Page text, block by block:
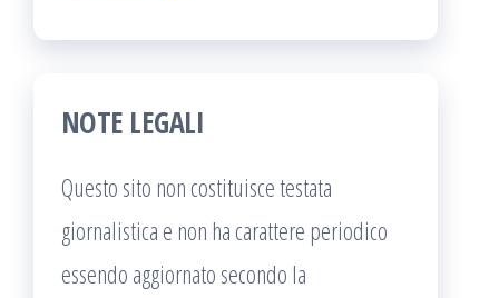
NOTE LEGALI
Questo sito non costituisce testata
giornalistica e non ha carattere periodico
essendo aggiornato secondo la